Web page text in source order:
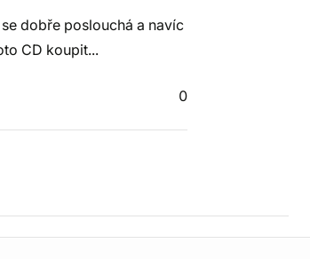
dobře poslouchá a navíc
CD koupit...
0